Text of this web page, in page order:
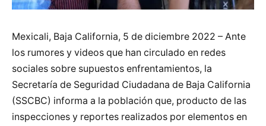
Mexicali, Baja California, 5 de diciembre 2022 – Ante
los rumores y videos que han circulado en redes
sociales sobre supuestos enfrentamientos, la
Secretaría de Seguridad Ciudadana de Baja California
(SSCBC) informa a la población que, producto de las
inspecciones y reportes realizados por elementos en